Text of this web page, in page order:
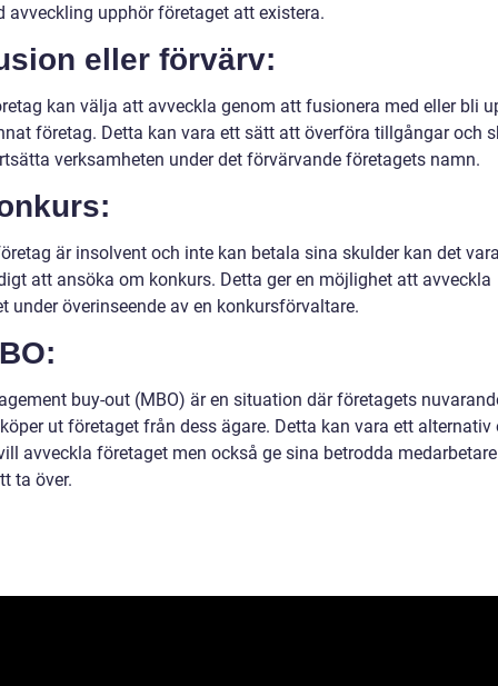
avveckling upphör företaget att existera.
eller förvärv:
kan välja att avveckla genom att fusionera med eller bli
företag. Detta kan vara ett sätt att överföra tillgångar och
verksamheten under det förvärvande företagets namn.
är insolvent och inte kan betala sina skulder kan det
att ansöka om konkurs. Detta ger en möjlighet att avveckla
under överinseende av en konkursförvaltare.
buy-out (MBO) är en situation där företagets
ut företaget från dess ägare. Detta kan vara ett alternativ
avveckla företaget men också ge sina betrodda
ta över.